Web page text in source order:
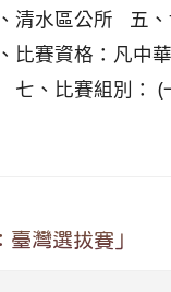
清水區公所 五
賽資格：凡中
、比賽組別： (
灣選拔賽」